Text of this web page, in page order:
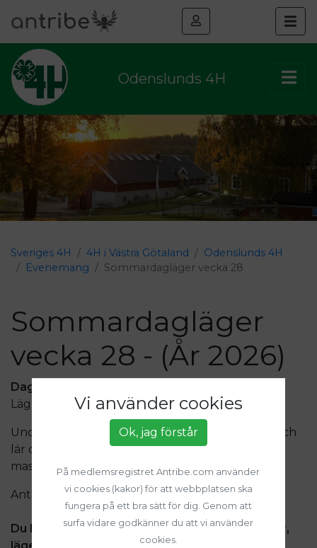
Odenslunds 4H
Sveriges 4H 4H i Västra Götaland
Odenslunds 4H
Evenemang
Sommardagläger vecka 28
Sommardagläger
vecka 28 - (År 2026)
Dagläger på Odenslunds 4H-gård 6-10 juli.
Lägret är klockan 9-15 måndag-fredag.
Under lägret tar vi hand om djuren på gården och
lär oss massor om dem. Vi leker och lär känna en
massa nya kompisar med samma intresse.
Antal platser: 12
Du kan använda fritidskortet till våra aktiviteter,
Vi använder cookies
Ok, jag förstår
På medlemsregistret Antribe.com använder
vi cookies (kakor) för att webbplatsen ska
fungera på ett bra sätt för dig. Genom att
surfa vidare godkänner du att vi använder
cookies.